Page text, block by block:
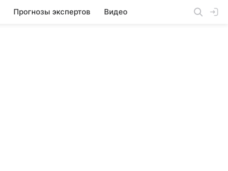
Прогнозы экспертов Видео